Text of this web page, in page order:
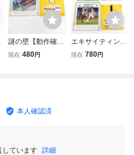
謎の壁【動作確認
済・同梱可】ファ
現在 480円
エキサイティング
ビリヤード【説明
現在 780円
本人確認済
しています 詳細